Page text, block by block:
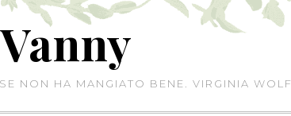
NON HA MANGIATO BENE. VIRGINIA WOLF